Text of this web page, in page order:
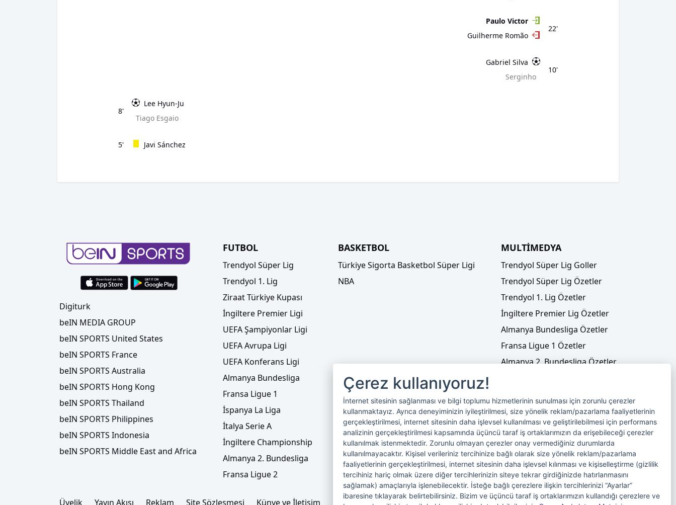
22'
Paulo Victor
Guilherme Romão
10'
Gabriel Silva
Serginho
8'
Lee Hyun-Ju
Tiago Esgaio
5' Javi Sánchez
Digiturk
beIN MEDIA GROUP
beIN SPORTS United States
beIN SPORTS France
beIN SPORTS Australia
beIN SPORTS Hong Kong
beIN SPORTS Thailand
beIN SPORTS Philippines
beIN SPORTS Indonesia
beIN SPORTS Middle East and Africa
FUTBOL
Trendyol Süper Lig
Trendyol 1. Lig
Ziraat Türkiye Kupası
İngiltere Premier Ligi
UEFA Şampiyonlar Ligi
UEFA Avrupa Ligi
UEFA Konferans Ligi
Almanya Bundesliga
Fransa Ligue 1
İspanya La Liga
İtalya Serie A
İngiltere Championship
Almanya 2. Bundesliga
Fransa Ligue 2
BASKETBOL
Türkiye Sigorta Basketbol Süper Ligi
NBA
MULTİMEDYA
Trendyol Süper Lig Goller
Trendyol Süper Lig Özetler
Trendyol 1. Lig Özetler
İngiltere Premier Lig Özetler
Almanya Bundesliga Özetler
Fransa Ligue 1 Özetler
Almanya 2. Bundesliga Özetler
Video Liste
Foto Galeriler
Üyelik Yayın Akışı Reklam Site Sözleşmesi Künye ve İletişim Çerez Politikası Çerez Yönetimi Veri Sahibi Başvuru Formu
Çerez kullanıyoruz!
İnternet sitesinin sağlanması ve bilgi toplumu hizmetlerinin sunulması için zorunlu çerezler
kullanmaktayız. Ayrıca deneyiminizin iyileştirilmesi, size yönelik reklam/pazarlama faaliyetlerinin
gerçekleştirilmesi, internet sitesinin daha işlevsel kullanılması ve geliştirilebilmesi için performans
analizinin gerçekleştirilmesi kapsamında üçüncü taraf iş ortaklarımızın da erişebileceği çerezler
kullanılmak istenmektedir. Zorunlu olmayan çerezler onay vermediğiniz durumlarda
kullanılmayacaktır. Kişisel verileriniz tercihinize bağlı olarak size yönelik reklam/pazarlama
faaliyetlerinin gerçekleştirilmesi, internet sitesinin daha işlevsel kılınması ve kişiselleştirme (gizlilik
tercihiniz hariç olmak üzere diğer tercihlerinizin siteye tekrar girdiğinizde hatırlanmasını
sağlamak) amaçlarıyla işlenebilecektir. İsteğe bağlı çerezlere ilişkin tercihlerinizi “Ayarlar”
ibaresine tıklayarak belirtebilirsiniz. Bizim ve üçüncü taraf iş ortaklarımızın kullandığı çerezlere ve